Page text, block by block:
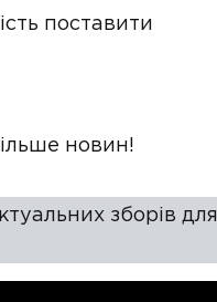
поставити
новин!
зборів для